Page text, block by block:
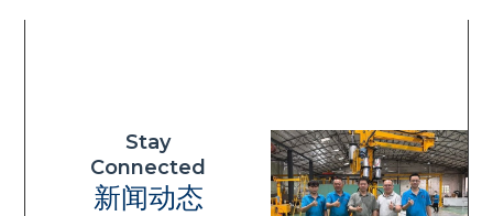
Stay
Connected
新闻动态